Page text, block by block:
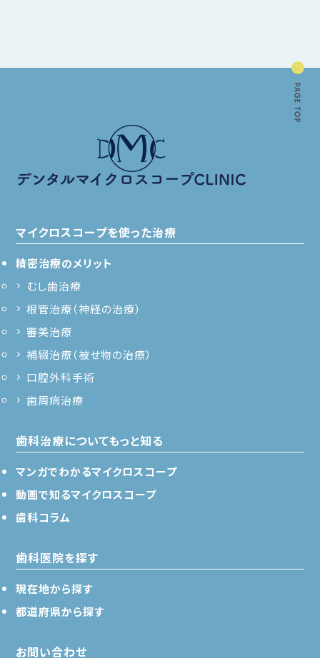
マイクロスコープを使った治療
精密治療のメリット
むし歯治療
根管治療（神経の治療）
審美治療
補綴治療（被せ物の治療）
口腔外科手術
歯周病治療
歯科治療についてもっと知る
マンガでわかるマイクロスコープ
動画で知るマイクロスコープ
歯科コラム
歯科医院を探す
現在地から探す
都道府県から探す
お問い合わせ